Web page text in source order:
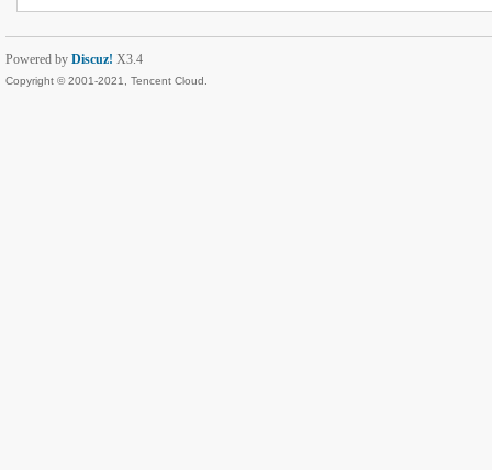
Powered by Discuz! X3.4
Copyright © 2001-2021, Tencent Cloud.